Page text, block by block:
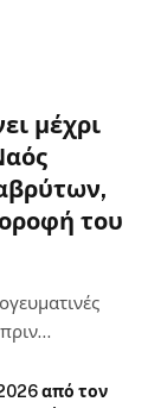
μέχρι
του
από τον